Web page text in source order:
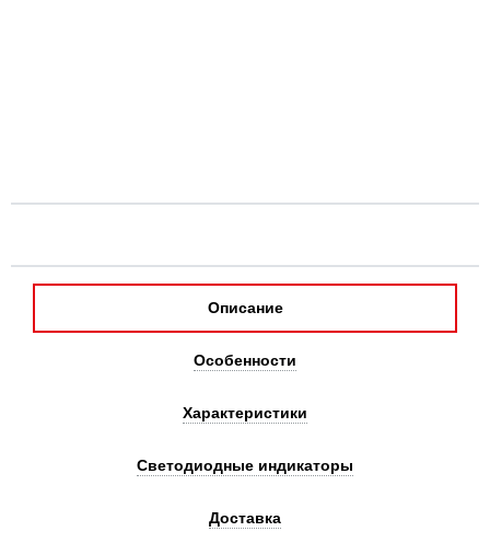
Описание
Особенности
Характеристики
Светодиодные индикаторы
Доставка